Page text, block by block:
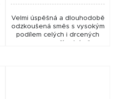
Velmi úspěšná a dlouhodobě
odzkoušená směs s vysokým
podílem celých i drcených
semen, s přírodním "